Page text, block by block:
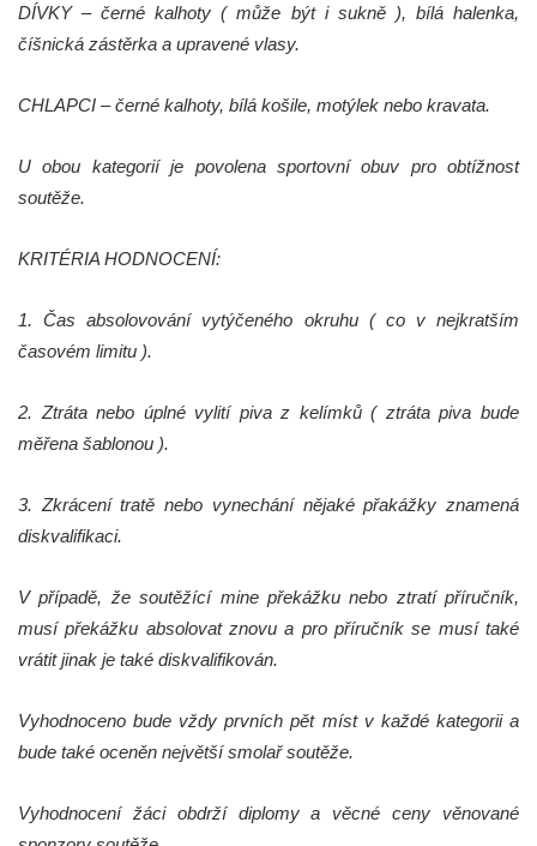
DÍVKY – černé kalhoty ( může být i sukně ), bílá halenka,
číšnická zástěrka a upravené vlasy.
CHLAPCI – černé kalhoty, bílá košile, motýlek nebo kravata.
U obou kategorií je povolena sportovní obuv pro obtížnost
soutěže.
KRITÉRIA HODNOCENÍ:
1. Čas absolovování vytýčeného okruhu ( co v nejkratším
časovém limitu ).
2. Ztráta nebo úplné vylití piva z kelímků ( ztráta piva bude
měřena šablonou ).
3. Zkrácení tratě nebo vynechání nějaké přakážky znamená
diskvalifikaci.
V případě, že soutěžící mine překážku nebo ztratí příručník,
musí překážku absolovat znovu a pro příručník se musí také
vrátit jinak je také diskvalifikován.
Vyhodnoceno bude vždy prvních pět míst v každé kategorii a
bude také oceněn největší smolař soutěže.
Vyhodnocení žáci obdrží diplomy a věcné ceny věnované